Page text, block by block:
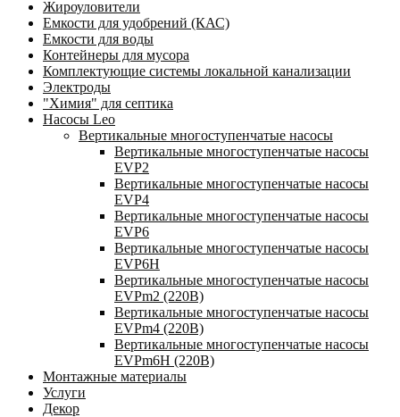
Жироуловители
Емкости для удобрений (КАС)
Емкости для воды
Контейнеры для мусора
Комплектующие системы локальной канализации
Электроды
"Химия" для септика
Насосы Leo
Вертикальные многоступенчатые насосы
Вертикальные многоступенчатые насосы
EVP2
Вертикальные многоступенчатые насосы
EVP4
Вертикальные многоступенчатые насосы
EVP6
Вертикальные многоступенчатые насосы
EVP6Н
Вертикальные многоступенчатые насосы
EVPm2 (220В)
Вертикальные многоступенчатые насосы
EVPm4 (220В)
Вертикальные многоступенчатые насосы
EVPm6Н (220В)
Монтажные материалы
Услуги
Декор